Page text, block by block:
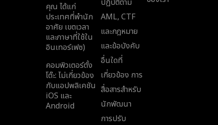
คุณ ได้แก่
ประเทศที่พำนัก
อาศัย เขตเวลา
และภาษาที่ใช้ใน
อินเทอร์เฟซ)
คอมพิวเตอร์ตั้ง
โต๊ะ: ไม่เกี่ยวข้อง
กับแอปพลิเคชัน
iOS และ
Android
ปฏิบัติตาม
AML, CTF
และกฎหมาย
และข้อบังคับ
อื่นใดที่
เกี่ยวข้อง การ
สื่อสารสำหรับ
นักพัฒนา
การปรับ